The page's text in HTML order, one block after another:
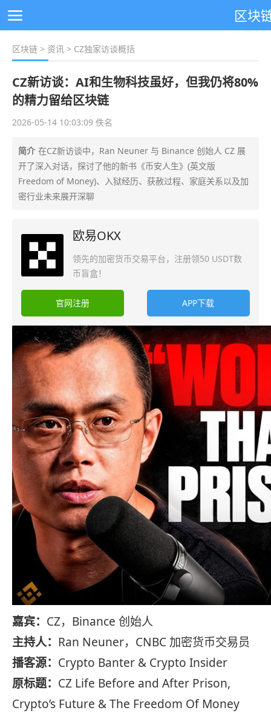
区块
区块链 > 资讯 > CZ独家访谈概括
CZ新访谈：AI和生物科技虽好，但我仍将80%
的精力留给区块链
2026-05-14 10:03:09 佚名
简介 在CZ新访谈中，Ran Neuner 与 Binance 创始人 CZ 展
开了深入对话，探讨了他的新书《币安人生》(英文版
Freedom of Money)、入狱经历、获赦过程、家庭关系以及加
密行业未来展开深聊
欧易OKX
领先的加密货币交易平台，注册领50 USDT数
币盲盒！
官网注册 APP下载
嘉宾： CZ，Binance 创始人
主持人： Ran Neuner，CNBC 加密货币交易员
播客源： Crypto Banter & Crypto Insider
原标题： CZ Life Before and After Prison,
Crypto’s Future & The Freedom Of Money